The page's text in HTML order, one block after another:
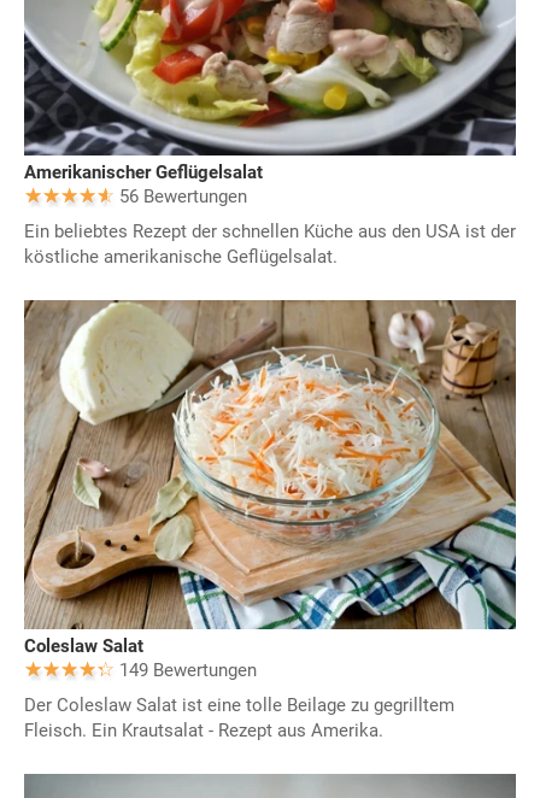
Amerikanischer Geflügelsalat
56 Bewertungen
Ein beliebtes Rezept der schnellen Küche aus den USA ist der
köstliche amerikanische Geflügelsalat.
Coleslaw Salat
149 Bewertungen
Der Coleslaw Salat ist eine tolle Beilage zu gegrilltem
Fleisch. Ein Krautsalat - Rezept aus Amerika.